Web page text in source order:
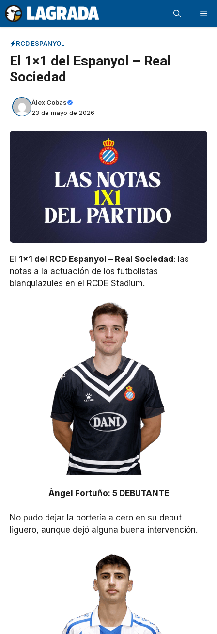
Saltar
al
contenido
RCD ESPANYOL
El 1×1 del Espanyol – Real
Sociedad
Àlex Cobas
23 de mayo de 2026
El 1×1 del RCD Espanyol – Real Sociedad: las
notas a la actuación de los futbolistas
blanquiazules en el RCDE Stadium.
Àngel Fortuño: 5 DEBUTANTE
No pudo dejar la portería a cero en su debut
liguero, aunque dejó alguna buena intervención.